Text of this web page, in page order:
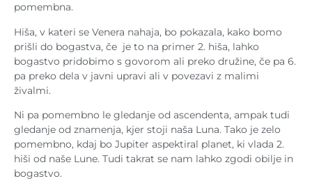
pomembna.
Hiša, v kateri se Venera nahaja, bo pokazala, kako bomo
prišli do bogastva, če je to na primer 2. hiša, lahko
bogastvo pridobimo s govorom ali preko družine, če pa 6.
pa preko dela v javni upravi ali v povezavi z malimi
živalmi.
Ni pa pomembno le gledanje od ascendenta, ampak tudi
gledanje od znamenja, kjer stoji naša Luna. Tako je zelo
pomembno, kdaj bo Jupiter aspektiral planet, ki vlada 2.
hiši od naše Lune. Tudi takrat se nam lahko zgodi obilje in
bogastvo.